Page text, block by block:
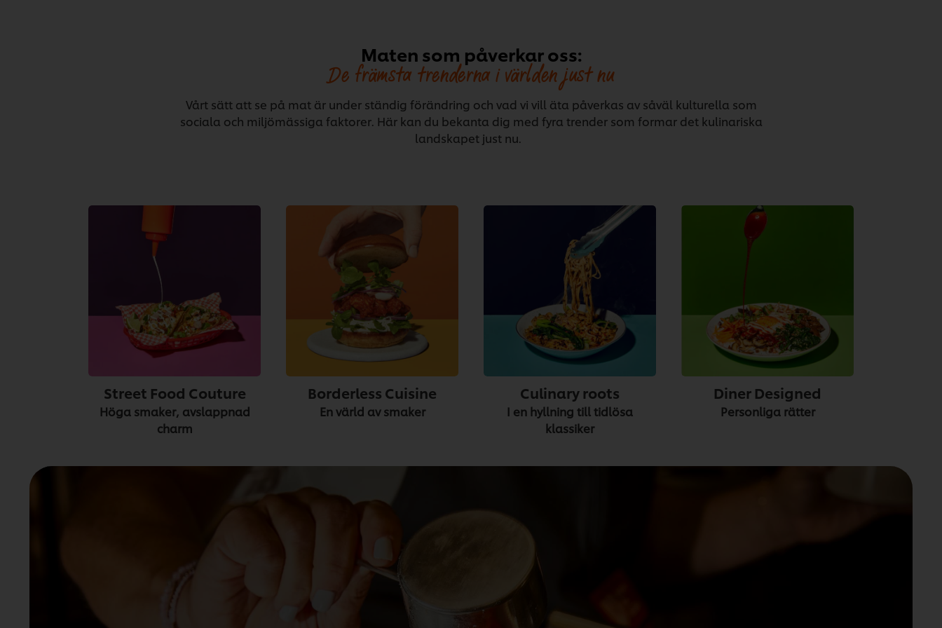
Maten som påverkar oss:
De främsta trenderna i världen just nu
Vårt sätt att se på mat är under ständig förändring och vad vi vill äta påverkas av såväl kulturella som
sociala och miljömässiga faktorer. Här kan du bekanta dig med fyra trender som formar det kulinariska
landskapet just nu.
Street Food Couture
Höga smaker, avslappnad
charm
Borderless Cuisine
En värld av smaker
Culinary roots
I en hyllning till tidlösa
klassiker
Diner Designed
Personliga rätter